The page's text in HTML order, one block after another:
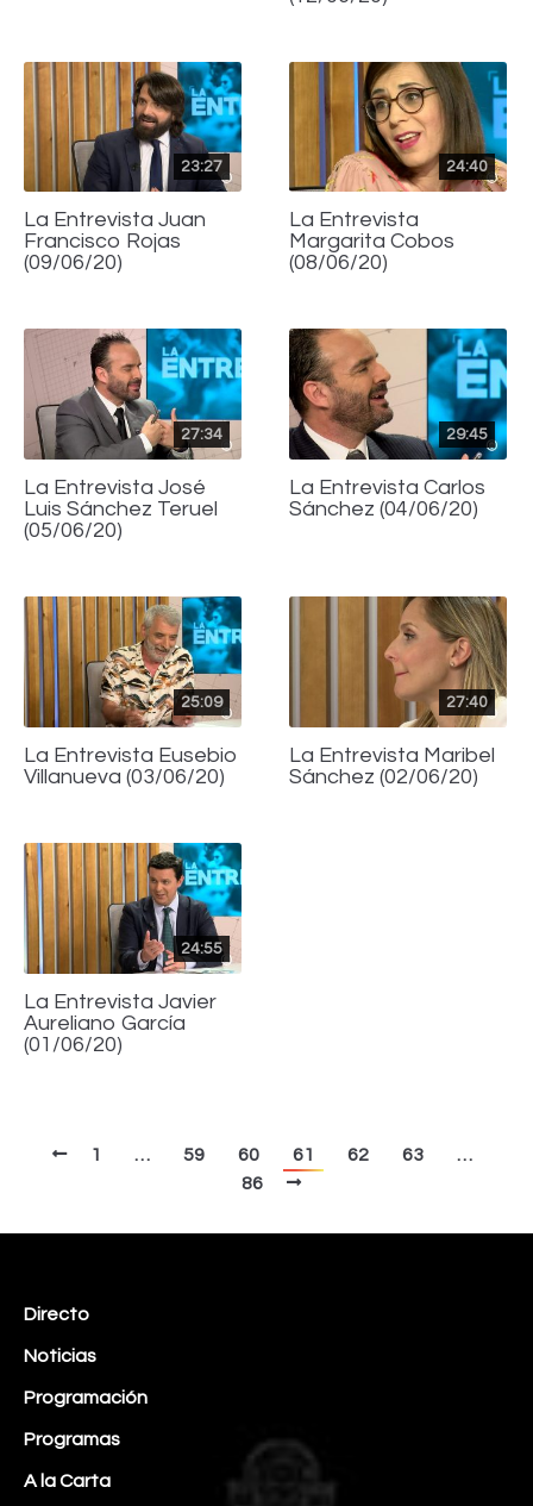
23:27
La Entrevista Juan
Francisco Rojas
(09/06/20)
24:40
La Entrevista
Margarita Cobos
(08/06/20)
27:34
La Entrevista José
Luis Sánchez Teruel
(05/06/20)
29:45
La Entrevista Carlos
Sánchez (04/06/20)
25:09
La Entrevista Eusebio
Villanueva (03/06/20)
27:40
La Entrevista Maribel
Sánchez (02/06/20)
24:55
La Entrevista Javier
Aureliano García
(01/06/20)
1 … 59 60 61 62 63
…
86
Directo
Noticias
Programación
Programas
A la Carta